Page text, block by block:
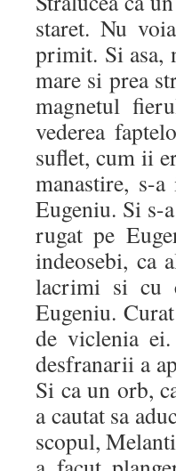
staret. Nu
primit. Si asa,
mare si prea
magnetul
vederea
suflet, cum ii
manastire, s-
Eugeniu. Si s-
rugat pe
indeosebi, ca
lacrimi si cu
Eugeniu.
de viclenia
desfranarii a
Si ca un orb,
a cautat sa
scopul,